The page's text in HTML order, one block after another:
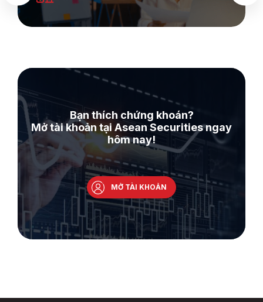
Bạn thích chứng khoán?
Mở tài khoản tại Asean Securities ngay
hôm nay!
MỞ TÀI KHOẢN